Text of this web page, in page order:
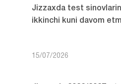
Jizzaxda test
ikkinchi kuni davom
15/07/2026